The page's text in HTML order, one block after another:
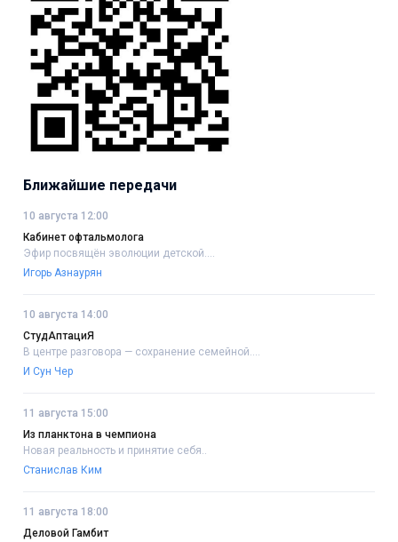
Ближайшие передачи
10 августа 12:00
Кабинет офтальмолога
Эфир посвящён эволюции детской....
Игорь Азнаурян
10 августа 14:00
СтудАптациЯ
В центре разговора — сохранение семейной....
И Сун Чер
11 августа 15:00
Из планктона в чемпиона
Новая реальность и принятие себя..
Станислав Ким
11 августа 18:00
Деловой Гамбит